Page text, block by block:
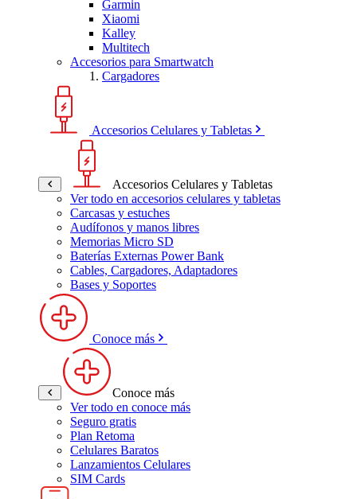
Garmin
Xiaomi
Kalley
Multitech
Accesorios para Smartwatch
Cargadores
Accesorios Celulares y Tabletas
Accesorios Celulares y Tabletas
Ver todo en accesorios celulares y tabletas
Carcasas y estuches
Audífonos y manos libres
Memorias Micro SD
Baterías Externas Power Bank
Cables, Cargadores, Adaptadores
Bases y Soportes
Conoce más
Conoce más
Ver todo en conoce más
Seguro gratis
Plan Retoma
Celulares Baratos
Lanzamientos Celulares
SIM Cards